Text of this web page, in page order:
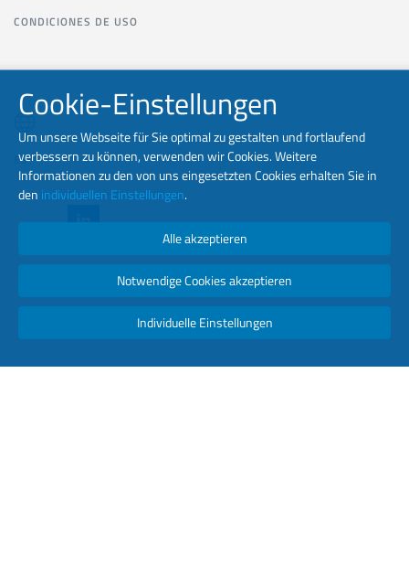
CONDICIONES DE USO
ES
Copyright © 2026 luminator. Todos los derechos reservados.
Cookie-Einstellungen
Um unsere Webseite für Sie optimal zu gestalten und fortlaufend
verbessern zu können, verwenden wir Cookies. Weitere
Informationen zu den von uns eingesetzten Cookies erhalten Sie in
den individuellen Einstellungen.
Alle akzeptieren
Notwendige Cookies akzeptieren
Individuelle Einstellungen